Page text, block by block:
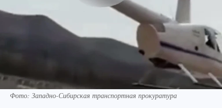
Фото: Западно-Сибирская транспортная прокуратура